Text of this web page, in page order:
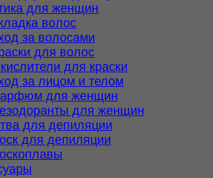
для женщин
волос
за волосами
для волос
для краски
за лицом и телом
для женщин
для женщин
для депиляции
для депиляции